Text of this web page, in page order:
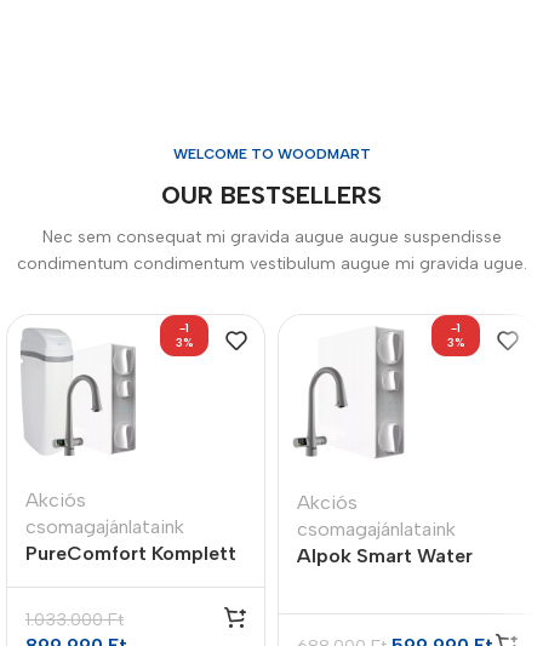
WELCOME TO WOODMART
OUR BESTSELLERS
Nec sem consequat mi gravida augue augue suspendisse
condimentum condimentum vestibulum augue mi gravida ugue.
-1
3%
Akciós
csomagajánlataink
PureComfort Komplett
1.033.000Ft
-1
3%
Akciós
csomagajánlataink
Alpok Smart Water